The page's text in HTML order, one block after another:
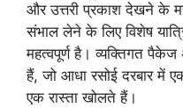
और उत्तरी प्रकाश देखने के
संभाल लेने के लिए विशेष
महत्वपूर्ण है। व्यक्तिगत
हैं, जो आधा रसोई दरबार में
एक रास्ता खोलते हैं।